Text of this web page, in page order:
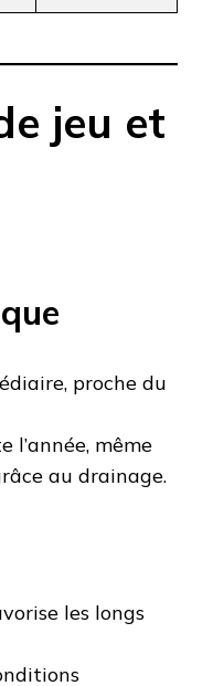
jeu et
proche du
l’année, même
au drainage.
les longs